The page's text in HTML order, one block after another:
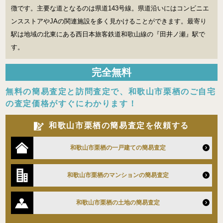
徴です。主要な道となるのは県道143号線。県道沿いにはコンビニエ
ンスストアやJAの関連施設を多く見かけることができます。最寄り
駅は地域の北東にある西日本旅客鉄道和歌山線の『田井ノ瀬』駅で
す。
完全無料
無料の簡易査定と訪問査定で、 和歌山市栗栖のご自宅
の査定価格がすぐにわかります！
和歌山市栗栖の簡易査定を依頼する
和歌山市栗栖の一戸建ての簡易査定
和歌山市栗栖のマンションの簡易査定
和歌山市栗栖の土地の簡易査定